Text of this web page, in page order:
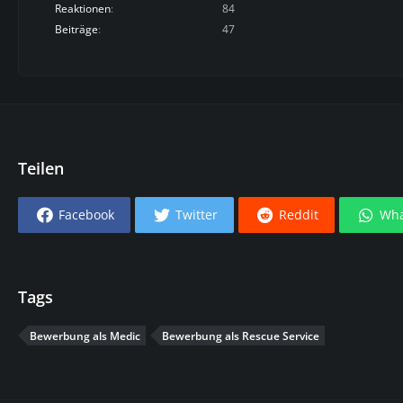
Reaktionen
84
Beiträge
47
Teilen
Facebook Twitter Reddit
Tags
Bewerbung als Medic Bewerbung als Rescue Service